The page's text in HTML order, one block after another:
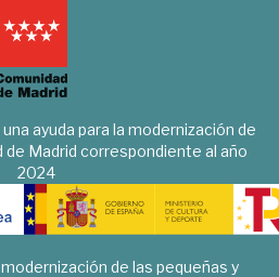
ayuda para la modernización de
de Madrid correspondiente al año
2024
de las pequeñas y